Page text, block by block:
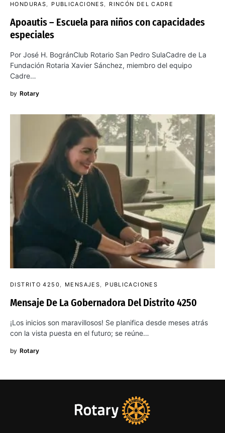
HONDURAS PUBLICACIONES RINCÓN DEL CADRE
Apoautis – Escuela para niños con capacidades
especiales
Por José H. BogránClub Rotario San Pedro SulaCadre de La
Fundación Rotaria Xavier Sánchez, miembro del equipo
Cadre…
by Rotary
DISTRITO 4250 MENSAJES PUBLICACIONES
Mensaje De La Gobernadora Del Distrito 4250
¡Los inicios son maravillosos! Se planifica desde meses atrás
con la vista puesta en el futuro; se reúne…
by Rotary